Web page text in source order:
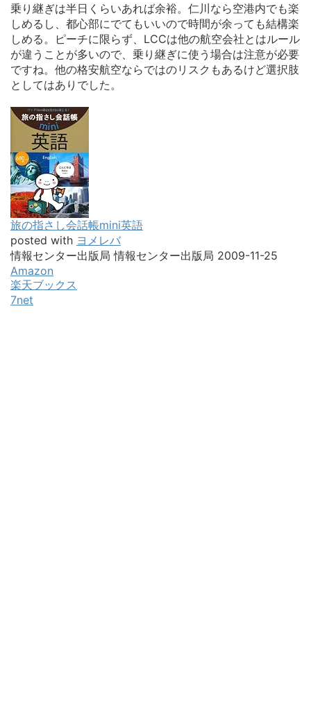
乗り継ぎは半日くらいあれば余裕。仁川なら空港内でも楽
しめるし、都心部にでてもいいので時間が余っても結構楽
しめる。ピーチに限らず、LCCは他の航空会社とはルール
が違うことが多いので、乗り継ぎに使う場合は注意が必要
ですね。他の格安航空ならではのリスクもあるけど選択肢
としてはありでした。
旅の指さし会話帳mini英語
posted with ヨメレバ
情報センター出版局 情報センター出版局 2009-11-25
Amazon
楽天ブックス
7net